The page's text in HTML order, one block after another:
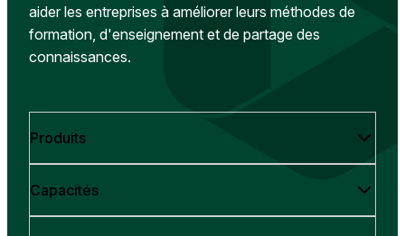
aider les entreprises à améliorer leurs méthodes de
formation, d'enseignement et de partage des
connaissances.
Produits
Capacités